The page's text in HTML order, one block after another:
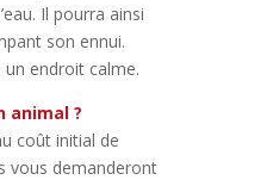
Il pourra ainsi
son ennui.
un endroit calme.
animal ?
coût initial de
vous demanderont